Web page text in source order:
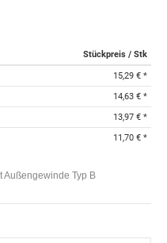
Stückpreis / Stk
15,29 € *
14,63 € *
13,97 € *
11,70 € *
Außengewinde Typ B